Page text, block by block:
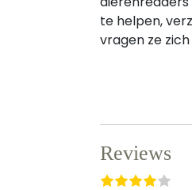
te helpen,
vragen ze
Reviews